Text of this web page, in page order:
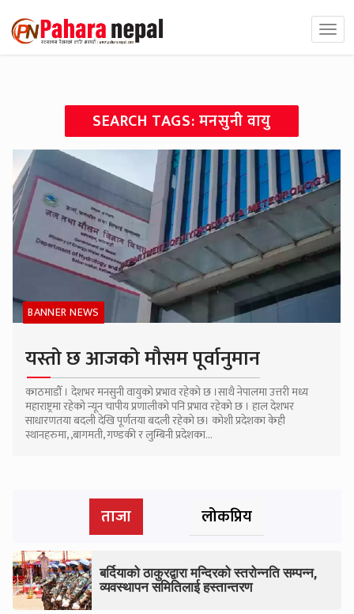
SEARCH TAGS: मनसुनी वायु
BANNER NEWS
यस्तो छ आजको मौसम पूर्वानुमान
काठमाडौँ । देशभर मनसुनी वायुको प्रभाव रहेको छ ।साथै नेपालमा उत्तरी मध्य
महाराष्ट्रमा रहेको न्यून चापीय प्रणालीको पनि प्रभाव रहेको छ । हाल देशभर
साधारणतया बदली देखि पूर्णतया बदली रहेको छ। कोशी प्रदेशका केही
स्थानहरुमा, ,बागमती, गण्डकी र लुम्बिनी प्रदेशका...
ताजा लोकप्रिय
बर्दियाको ठाकुरद्वारा मन्दिरको स्तरोन्नति सम्पन्न,
व्यवस्थापन समितिलाई हस्तान्तरण